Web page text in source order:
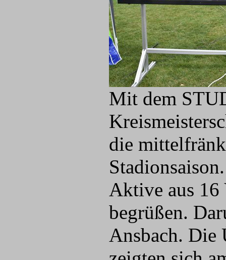
Mit dem
die
Aktive aus 16
begrüßen.
Ansbach. Die